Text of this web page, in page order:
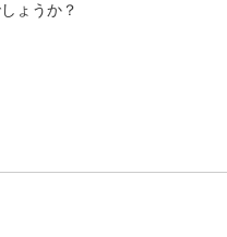
ょうか？